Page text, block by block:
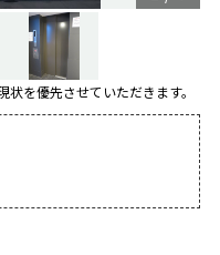
を優先させていただきます。